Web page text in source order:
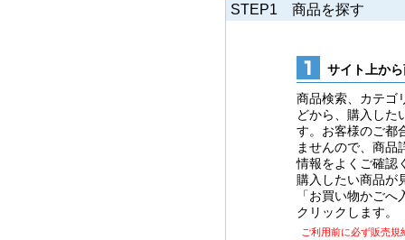
STEP1 商品を探す
サイト上か
商品検索、カテゴ
どから、購入した
す。お客様のご都
ませんので、商品
情報をよくご確認
購入したい商品が
「お買い物かご
クリックします。
ご利用前に必ず販売規